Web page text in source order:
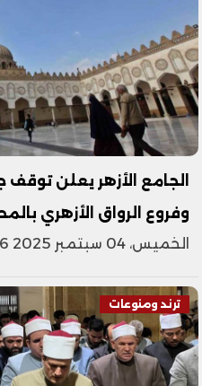
الجامع الأزهر يعلن
وفروع الرواق الأزهري
الخميس، 04 سبتمبر 2025 12:46 م
ترند ومنوعات